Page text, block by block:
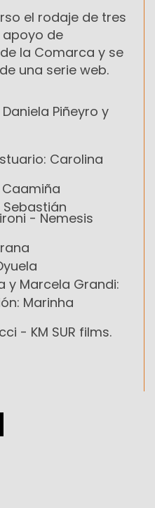
el rodaje de tres
de
la Comarca y se
una serie web.
Piñeyro y
Carolina
- Nemesis
y Marcela Grandi:
Marinha
- KM SUR films.